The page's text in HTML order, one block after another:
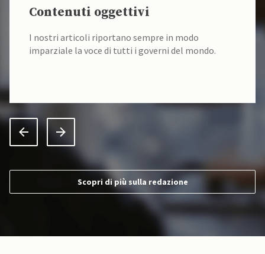
Contenuti oggettivi
I nostri articoli riportano sempre in modo
imparziale la voce di tutti i governi del mondo.
Scopri di più sulla redazione